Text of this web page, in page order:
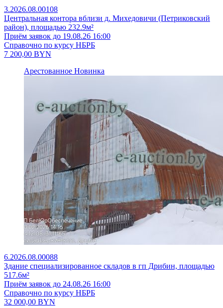
3.2026.08.00108
Центральная контора вблизи д. Михедовичи (Петриковский
район), площадью 232.9м²
Приём заявок до 19.08.26 16:00
Справочно по курсу НБРБ
7 200,00 BYN
Арестованное Новинка
6.2026.08.00088
Здание специализированное складов в гп Дрибин, площадью
517.6м²
Приём заявок до 24.08.26 16:00
Справочно по курсу НБРБ
32 000,00 BYN